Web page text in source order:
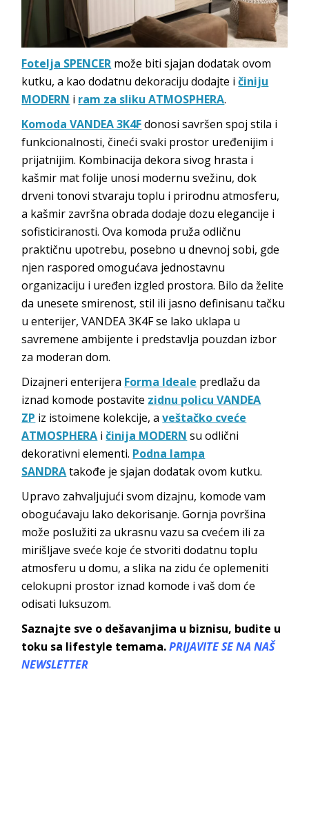
Fotelja SPENCER može biti sjajan dodatak ovom
kutku, a kao dodatnu dekoraciju dodajte ičiniju
MODERN i ram za sliku ATMOSPHERA.
Komoda VANDEA 3K4Fdonosi savršen spoj stila i
funkcionalnosti, čineći svaki prostor uređenijim i
prijatnijim. Kombinacija dekora sivog hrasta i
kašmir mat folije unosi modernu svežinu, dok
drveni tonovi stvaraju toplu i prirodnu atmosferu,
a kašmir završna obrada dodaje dozu elegancije i
sofisticiranosti. Ova komoda pruža odličnu
praktičnu upotrebu, posebno u dnevnoj sobi, gde
njen raspored omogućava jednostavnu
organizaciju i uređen izgled prostora. Bilo da želite
da unesete smirenost, stil ili jasno definisanu tačku
u enterijer, VANDEA 3K4F se lako uklapa u
savremene ambijente i predstavlja pouzdan izbor
za moderan dom.
Dizajneri enterijera Forma Ideale predlažu da
iznad komode postavite zidnu policu VANDEA
ZP iz istoimene kolekcije, aveštačko cveće
ATMOSPHERA ičinija MODERN su odlični
dekorativni elementi. Podna lampa
SANDRAtakođe je sjajan dodatak ovom kutku.
Upravo zahvaljujući svom dizajnu, komode vam
obogućavaju lako dekorisanje. Gornja površina
može poslužiti za ukrasnu vazu sa cvećem ili za
mirišljave sveće koje će stvoriti dodatnu toplu
atmosferu u domu, a slika na zidu će oplemeniti
celokupni prostor iznad komode i vaš dom će
odisati luksuzom.
Saznajte sve o dešavanjima u biznisu, budite u
toku sa lifestyle temama.PRIJAVITE SE NA NAŠ
NEWSLETTER